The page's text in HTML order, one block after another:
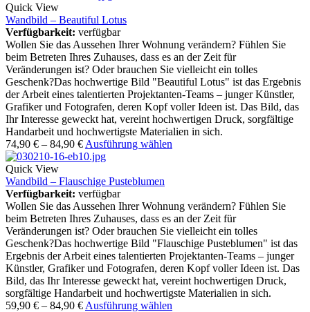
Quick View
Wandbild – Beautiful Lotus
Verfügbarkeit: verfügbar
Wollen Sie das Aussehen Ihrer Wohnung verändern? Fühlen Sie
beim Betreten Ihres Zuhauses, dass es an der Zeit für
Veränderungen ist? Oder brauchen Sie vielleicht ein tolles
Geschenk?Das hochwertige Bild "Beautiful Lotus" ist das Ergebnis
der Arbeit eines talentierten Projektanten-Teams – junger Künstler,
Grafiker und Fotografen, deren Kopf voller Ideen ist. Das Bild, das
Ihr Interesse geweckt hat, vereint hochwertigen Druck, sorgfältige
Handarbeit und hochwertigste Materialien in sich.
74,90 € – 84,90 € Ausführung wählen
Quick View
Wandbild – Flauschige Pusteblumen
Verfügbarkeit: verfügbar
Wollen Sie das Aussehen Ihrer Wohnung verändern? Fühlen Sie
beim Betreten Ihres Zuhauses, dass es an der Zeit für
Veränderungen ist? Oder brauchen Sie vielleicht ein tolles
Geschenk?Das hochwertige Bild "Flauschige Pusteblumen" ist das
Ergebnis der Arbeit eines talentierten Projektanten-Teams – junger
Künstler, Grafiker und Fotografen, deren Kopf voller Ideen ist. Das
Bild, das Ihr Interesse geweckt hat, vereint hochwertigen Druck,
sorgfältige Handarbeit und hochwertigste Materialien in sich.
59,90 € – 84,90 € Ausführung wählen